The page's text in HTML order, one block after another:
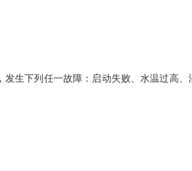
发生下列任一故障：启动失败、水温过高